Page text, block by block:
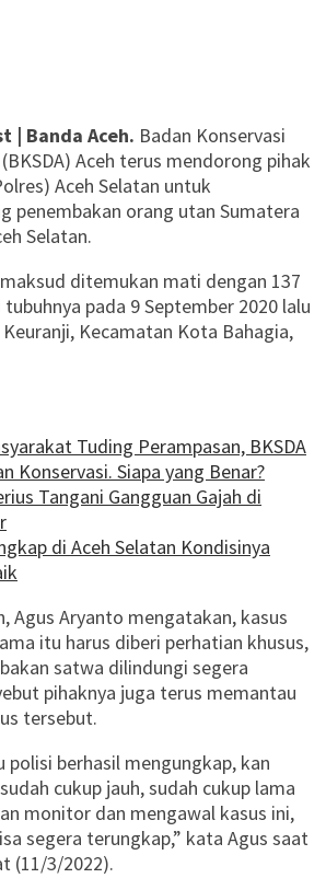
| Banda Aceh. Badan Konservasi
Aceh terus mendorong pihak
Aceh Selatan untuk
penembakan orang utan Sumatera
Selatan.
ditemukan mati dengan 137
pada 9 September 2020 lalu
Kecamatan Kota Bahagia,
Tuding Perampasan, BKSDA
Konservasi. Siapa yang Benar?
Tangani Gangguan Gajah di
di Aceh Selatan Kondisinya
Agus Aryanto mengatakan, kasus
itu harus diberi perhatian khusus,
satwa dilindungi segera
pihaknya juga terus memantau
tersebut.
polisi berhasil mengungkap, kan
cukup jauh, sudah cukup lama
monitor dan mengawal kasus ini,
segera terungkap,” kata Agus saat
(11/3/2022).